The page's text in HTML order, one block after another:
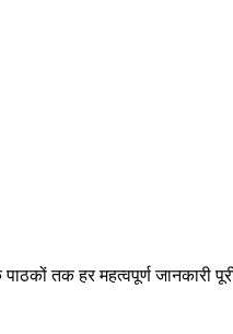
तक हर महत्वपूर्ण जानकारी